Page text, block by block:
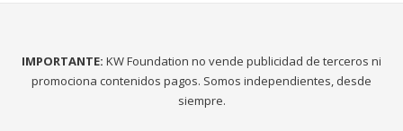
IMPORTANTE: KW Foundation no vende publicidad de terceros ni
promociona contenidos pagos. Somos independientes, desde
siempre.